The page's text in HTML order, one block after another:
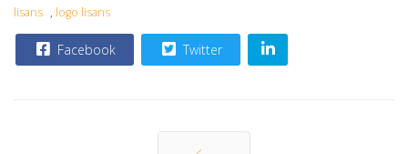
lisans , logo lisans
Facebook Twitter